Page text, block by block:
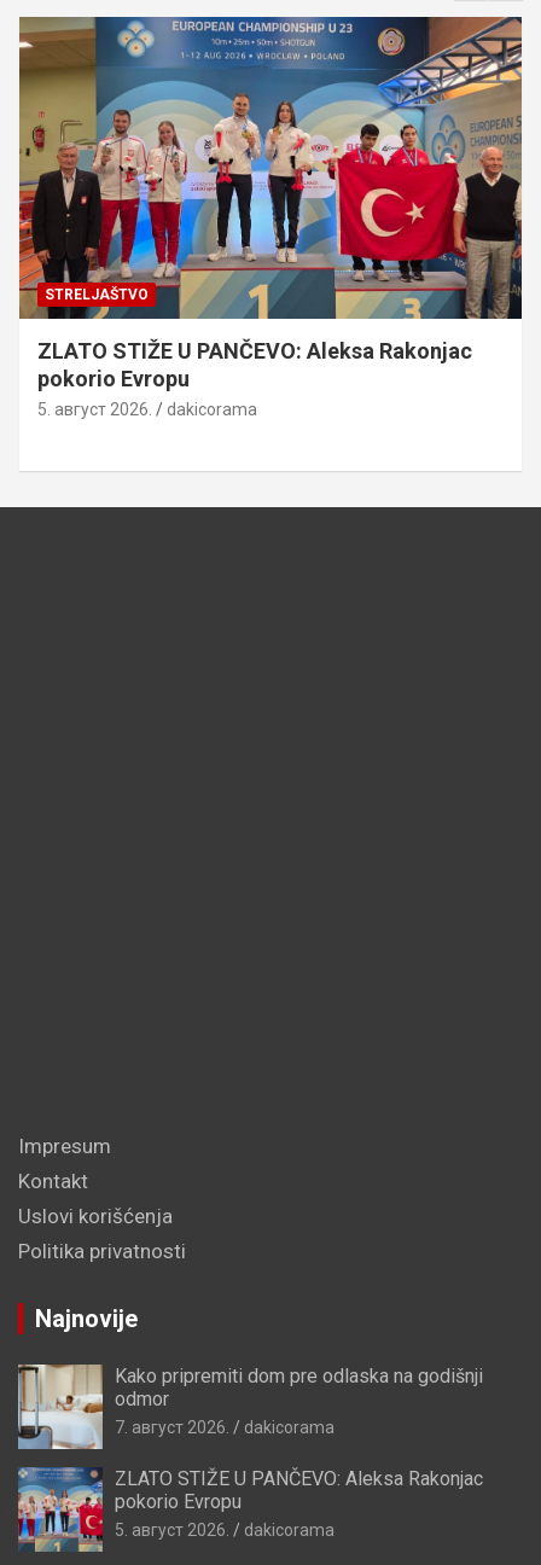
STRELJAŠTVO
ZLATO STIŽE U PANČEVO: Aleksa Rakonjac
pokorio Evropu
5. август 2026. dakicorama
Impresum
Kontakt
Uslovi korišćenja
Politika privatnosti
Najnovije
Kako pripremiti dom pre odlaska na godišnji
odmor
7. август 2026. dakicorama
ZLATO STIŽE U PANČEVO: Aleksa Rakonjac
pokorio Evropu
5. август 2026. dakicorama